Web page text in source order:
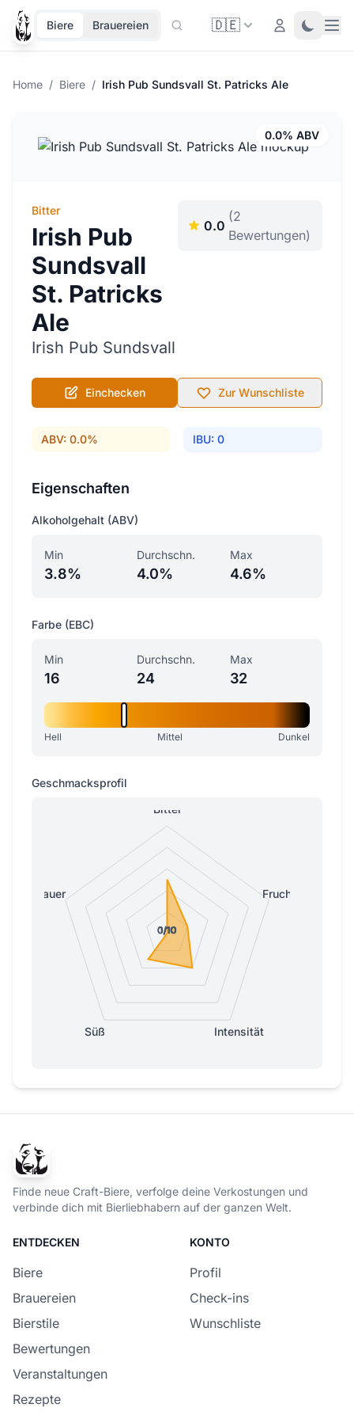
Biere Brauereien 🇩🇪 Login Toggle
Home / Biere / Irish Pub Sundsvall St. Patricks Ale
0.0% ABV
Bitter
Irish Pub
Sundsvall
St. Patricks
Ale
Irish Pub Sundsvall
0.0
(2
Bewertungen)
Einchecken Zur Wunschliste
ABV: 0.0% IBU: 0
Eigenschaften
Alkoholgehalt (ABV)
Min
3.8%
Durchschn.
4.0%
Max
4.6%
Farbe (EBC)
Min
16
Durchschn.
24
Max
32
Hell Mittel Dunkel
Geschmacksprofil
Bitter
Fruchtig
Intensität
Süß
Sauer
1/10
0/10
0/10
0/10
0/10
Finde neue Craft-Biere, verfolge deine Verkostungen und
verbinde dich mit Bierliebhabern auf der ganzen Welt.
ENTDECKEN
Biere
Brauereien
Bierstile
Bewertungen
Veranstaltungen
Rezepte
KONTO
Profil
Check-ins
Wunschliste